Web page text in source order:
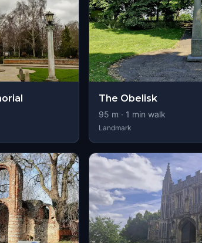
The Obelisk
95 m · 1 min walk
Landmark